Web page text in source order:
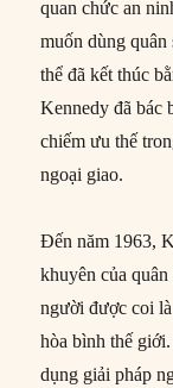
quan chức an
muốn dùng
thể đã kết thúc
Kennedy đã bác
chiếm ưu thế
ngoại giao.
Đến năm 1963,
khuyên của
người được coi
hòa bình thế
dụng giải pháp